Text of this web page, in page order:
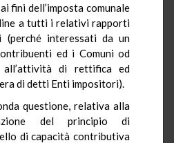
fini dell’imposta comunale
a tutti i relativi rapporti
(perché interessati da un
ed i Comuni od
all’attività di rettifica ed
di detti Enti impositori).
questione, relativa alla
del principio di
di capacità contributiva